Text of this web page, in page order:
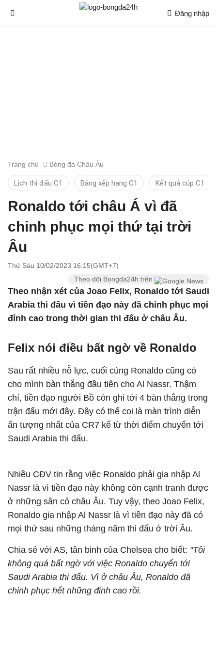
Đăng nhập
Trang chủ Bóng đá Châu Âu
Lịch thi đấu C1 Bảng xếp hạng C1 Kết quả cúp C1
Ronaldo tới châu Á vì đã
chinh phục mọi thứ tại trời
Âu
Thứ Sáu 10/02/2023 16:15(GMT+7)
Theo dõi Bongda24h trên
Theo nhận xét của Joao Felix, Ronaldo tới Saudi
Arabia thi đấu vì tiền đạo này đã chinh phục mọi
đỉnh cao trong thời gian thi đấu ở châu Âu.
Felix nói điều bất ngờ về Ronaldo
Sau rất nhiều nỗ lực, cuối cùng Ronaldo cũng có
cho mình bàn thắng đầu tiên cho Al Nassr. Thậm
chí, tiền đạo người Bồ còn ghi tới 4 bàn thắng trong
trận đấu mới đây. Đây có thể coi là màn trình diễn
ấn tượng nhất của CR7 kể từ thời điểm chuyển tới
Saudi Arabia thi đấu.
Nhiều CĐV tin rằng việc Ronaldo phải gia nhập Al
Nassr là vì tiền đạo này không còn cạnh tranh được
ở những sân cỏ châu Âu. Tuy vậy, theo Joao Felix,
Ronaldo gia nhập Al Nassr là vì tiền đạo này đã có
mọi thứ sau những tháng năm thi đấu ở trời Âu.
Chia sẻ với AS, tân binh của Chelsea cho biết: "Tôi
không quá bất ngờ với việc Ronaldo chuyển tới
Saudi Arabia thi đấu. Vì ở châu Âu, Ronaldo đã
chinh phục hết những đỉnh cao rồi.